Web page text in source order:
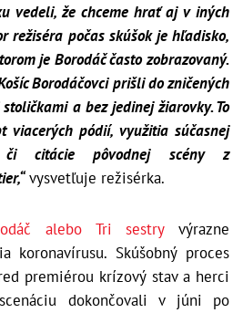
vedeli, že chceme hrať aj v iných
režiséra počas skúšok je hľadisko,
je Borodáč často zobrazovaný.
Borodáčovci prišli do zničených
a bez jedinej žiarovky. To
viacerých pódií, využitia súčasnej
či citácie pôvodnej scény z
vysvetľuje režisérka.
alebo Tri sestryvýrazne
koronavírusu. Skúšobný proces
premiérou krízový stav a herci
dokončovali v júni po